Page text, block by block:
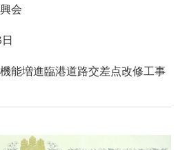
会
能増進臨港道路交差点改修工事